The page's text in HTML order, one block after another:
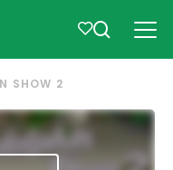
SHOW 2